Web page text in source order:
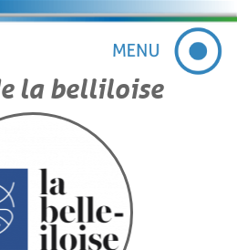
la belliloise